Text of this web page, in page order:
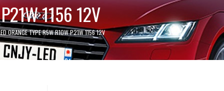
1156 12V
ORANGE TYPE R5W R10W P21W 1156 12V